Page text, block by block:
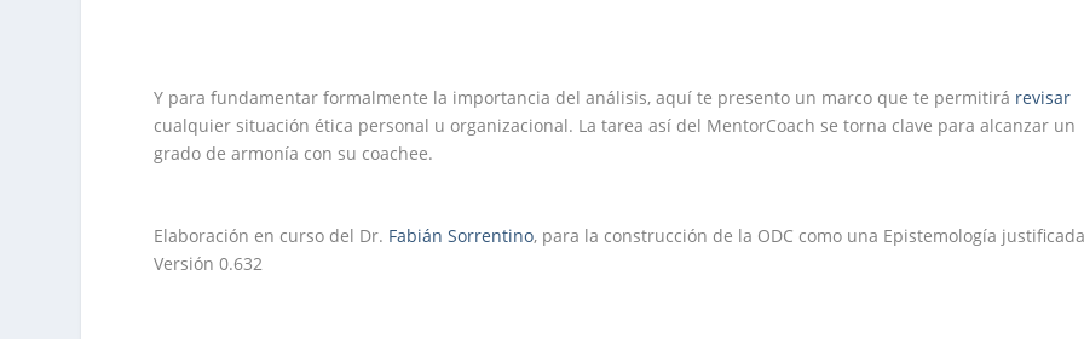
Y para fundamentar formalmente la importancia del análisis, aquí te presento un marco que te permitirá revisar
cualquier situación ética personal u organizacional. La tarea así del MentorCoach se torna clave para alcanzar un
grado de armonía con su coachee.
Elaboración en curso del Dr. Fabián Sorrentino, para la construcción de la ODC como una Epistemología
Versión 0.632